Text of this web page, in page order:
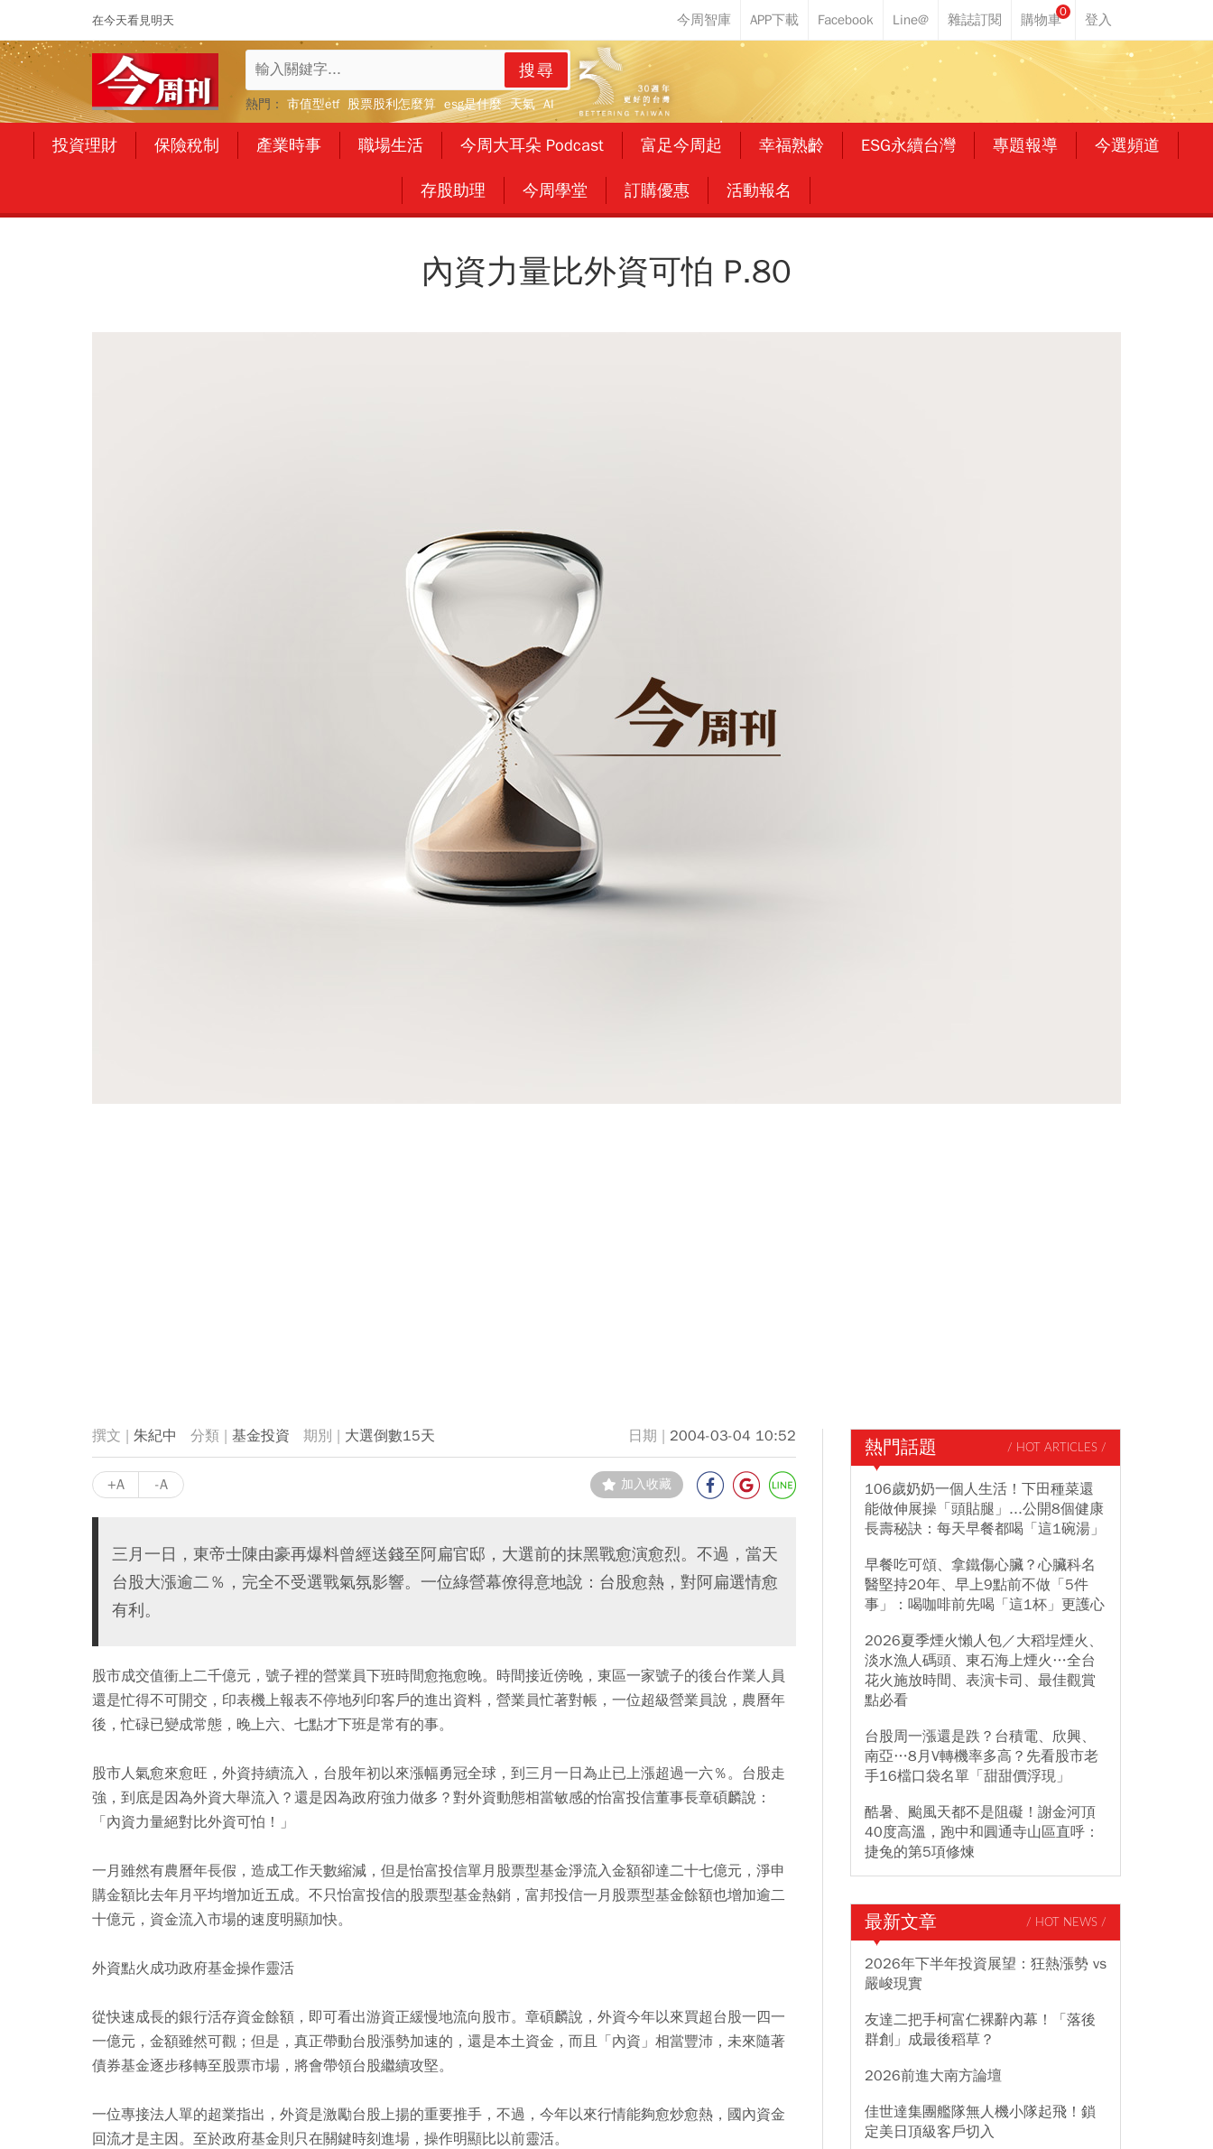
在今天看見明天
0
搜尋
熱門： 市值型etf 股票股利怎麼算 esg是什麼 天氣 AI
投資理財 保險稅制 產業時事 職場生活 今周大耳朵 Podcast 富足今周起 幸福熟齡 ESG永續台灣 專題報導 今選頻道
存股助理 今周學堂 訂購優惠 活動報名
內資力量比外資可怕 P.80
朱紀中 基金投資 大選倒數15天 2004-03-04 10:52
+A -A 加入收藏
三月一日，東帝士陳由豪再爆料曾經送錢至阿扁官邸，大選前的抹黑戰愈演愈烈。不過，當天
台股大漲逾二％，完全不受選戰氣氛影響。一位綠營幕僚得意地說：台股愈熱，對阿扁選情愈
有利。
股市成交值衝上二千億元，號子裡的營業員下班時間愈拖愈晚。時間接近傍晚，東區一家號子的後台作業人員
還是忙得不可開交，印表機上報表不停地列印客戶的進出資料，營業員忙著對帳，一位超級營業員說，農曆年
後，忙碌已變成常態，晚上六、七點才下班是常有的事。
股市人氣愈來愈旺，外資持續流入，台股年初以來漲幅勇冠全球，到三月一日為止已上漲超過一六％。台股走
強，到底是因為外資大舉流入？還是因為政府強力做多？對外資動態相當敏感的怡富投信董事長章碩麟說：
「內資力量絕對比外資可怕！」
一月雖然有農曆年長假，造成工作天數縮減，但是怡富投信單月股票型基金淨流入金額卻達二十七億元，淨申
購金額比去年月平均增加近五成。不只怡富投信的股票型基金熱銷，富邦投信一月股票型基金餘額也增加逾二
十億元，資金流入市場的速度明顯加快。
外資點火成功政府基金操作靈活
從快速成長的銀行活存資金餘額，即可看出游資正緩慢地流向股市。章碩麟說，外資今年以來買超台股一四一
一億元，金額雖然可觀；但是，真正帶動台股漲勢加速的，還是本土資金，而且「內資」相當豐沛，未來隨著
債券基金逐步移轉至股票市場，將會帶領台股繼續攻堅。
一位專接法人單的超業指出，外資是激勵台股上揚的重要推手，不過，今年以來行情能夠愈炒愈熱，國內資金
回流才是主因。至於政府基金則只在關鍵時刻進場，操作明顯比以前靈活。
熱門話題 / HOT ARTICLES /
106歲奶奶一個人生活！下田種菜還
能做伸展操「頭貼腿」...公開8個健康
長壽秘訣：每天早餐都喝「這1碗湯」
早餐吃可頌、拿鐵傷心臟？心臟科名
醫堅持20年、早上9點前不做「5件
事」：喝咖啡前先喝「這1杯」更護心
2026夏季煙火懶人包／大稻埕煙火、
淡水漁人碼頭、東石海上煙火…全台
花火施放時間、表演卡司、最佳觀賞
點必看
台股周一漲還是跌？台積電、欣興、
南亞…8月V轉機率多高？先看股市老
手16檔口袋名單「甜甜價浮現」
酷暑、颱風天都不是阻礙！謝金河頂
40度高溫，跑中和圓通寺山區直呼：
捷兔的第5項修煉
最新文章 / HOT NEWS /
2026年下半年投資展望：狂熱漲勢 vs
嚴峻現實
友達二把手柯富仁裸辭內幕！「落後
群創」成最後稻草？
2026前進大南方論壇
佳世達集團艦隊無人機小隊起飛！鎖
定美日頂級客戶切入